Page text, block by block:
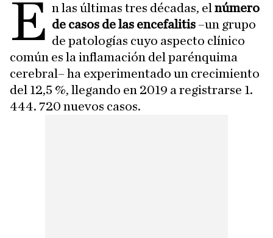
E n las últimas tres décadas, elnúmero
de casos de las encefalitis –un grupo
de patologías cuyo aspecto clínico
común es la inflamación del parénquima
cerebral– ha experimentado un crecimiento
del 12,5 %, llegando en 2019 a registrarse 1.
444. 720 nuevos casos.